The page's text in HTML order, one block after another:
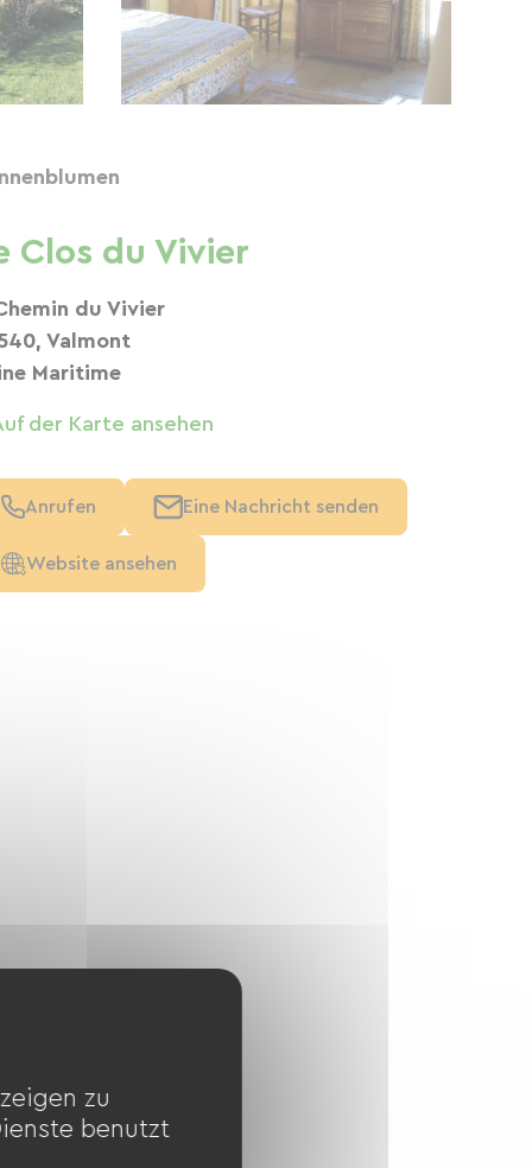
Clos du Vivier
du Vivier
Valmont
Maritime
der Karte ansehen
Anrufen Eine Nachricht senden
Website ansehen
zu
benutzt